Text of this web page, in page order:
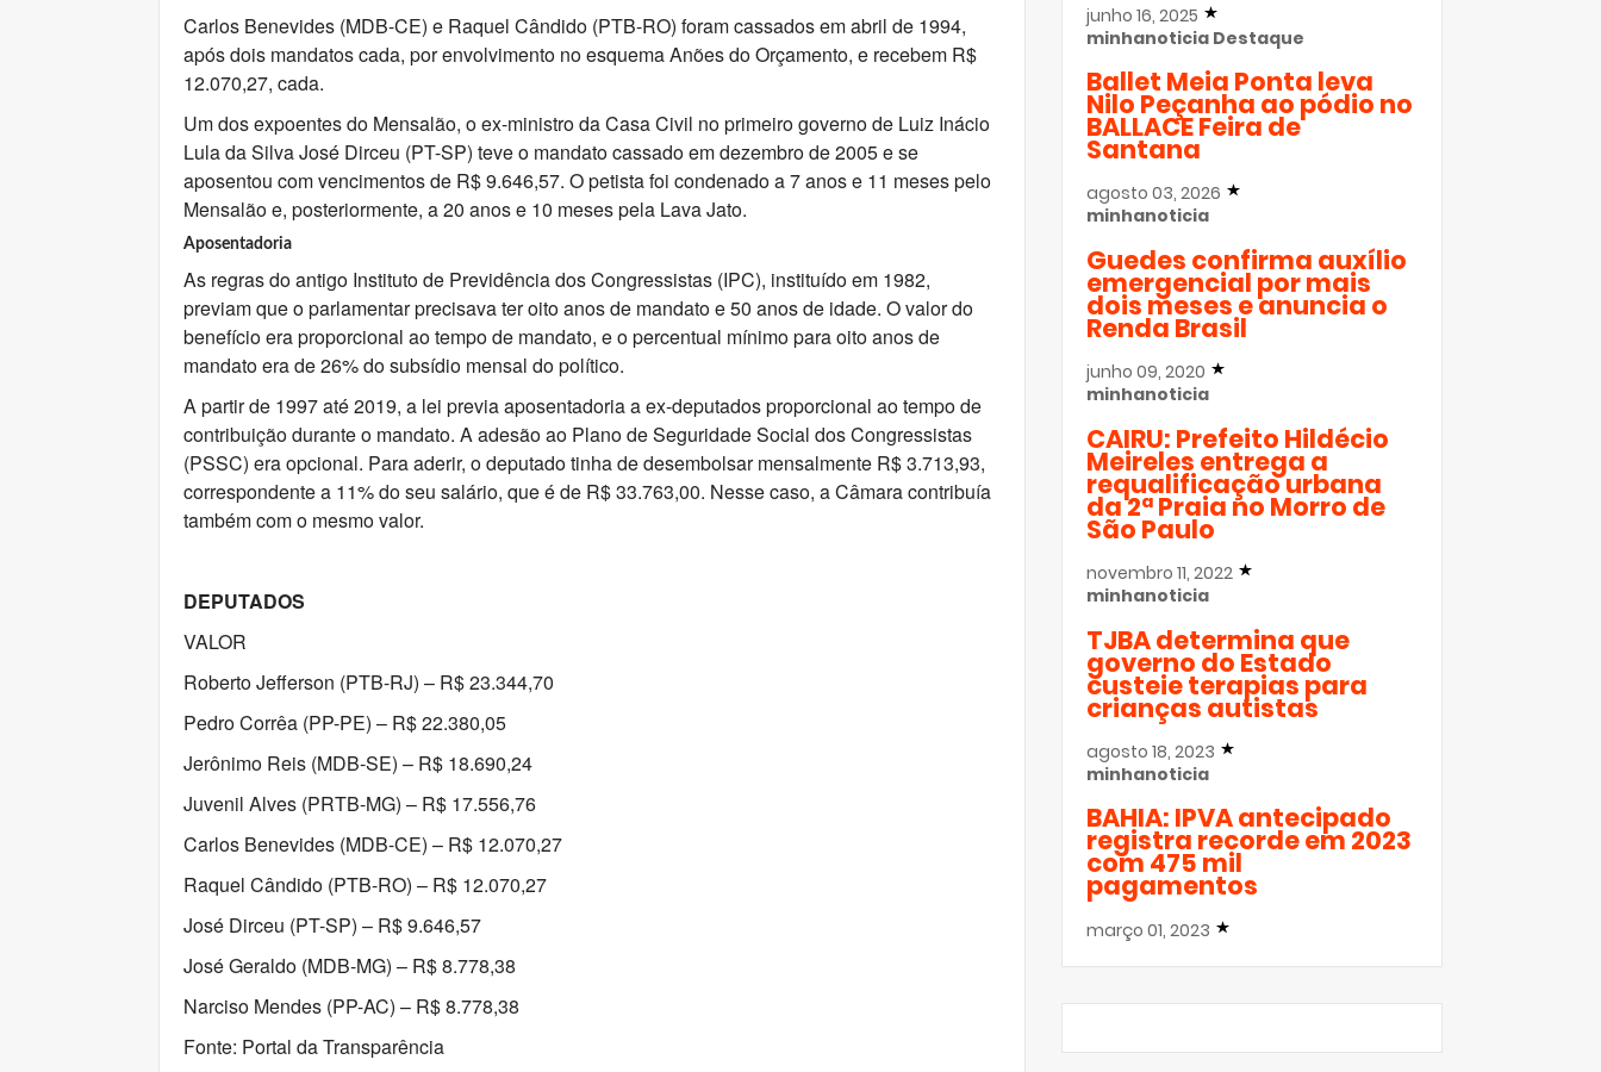
Carlos Benevides (MDB-CE) e Raquel Cândido (PTB-RO) foram cassados em abril de 1994,
após dois mandatos cada, por envolvimento no esquema Anões do Orçamento, e recebem R$
12.070,27, cada.
Um dos expoentes do Mensalão, o ex-ministro da Casa Civil no primeiro governo de Luiz Inácio
Lula da Silva José Dirceu (PT-SP) teve o mandato cassado em dezembro de 2005 e se
aposentou com vencimentos de R$ 9.646,57. O petista foi condenado a 7 anos e 11 meses pelo
Mensalão e, posteriormente, a 20 anos e 10 meses pela Lava Jato.
Aposentadoria
As regras do antigo Instituto de Previdência dos Congressistas (IPC), instituído em 1982,
previam que o parlamentar precisava ter oito anos de mandato e 50 anos de idade. O valor do
benefício era proporcional ao tempo de mandato, e o percentual mínimo para oito anos de
mandato era de 26% do subsídio mensal do político.
A partir de 1997 até 2019, a lei previa aposentadoria a ex-deputados proporcional ao tempo de
contribuição durante o mandato. A adesão ao Plano de Seguridade Social dos Congressistas
(PSSC) era opcional. Para aderir, o deputado tinha de desembolsar mensalmente R$ 3.713,93,
correspondente a 11% do seu salário, que é de R$ 33.763,00. Nesse caso, a Câmara contribuía
também com o mesmo valor.
DEPUTADOS
VALOR
Roberto Jefferson (PTB-RJ) – R$ 23.344,70
Pedro Corrêa (PP-PE) – R$ 22.380,05
Jerônimo Reis (MDB-SE) – R$ 18.690,24
Juvenil Alves (PRTB-MG) – R$ 17.556,76
Carlos Benevides (MDB-CE) – R$ 12.070,27
Raquel Cândido (PTB-RO) – R$ 12.070,27
José Dirceu (PT-SP) – R$ 9.646,57
José Geraldo (MDB-MG) – R$ 8.778,38
Narciso Mendes (PP-AC) – R$ 8.778,38
Fonte: Portal da Transparência
junho 16, 2025
minhanoticia Destaque
Ballet Meia Ponta leva
Nilo Peçanha ao pódio no
BALLACE Feira de
Santana
agosto 03, 2026
minhanoticia
Guedes confirma auxílio
emergencial por mais
dois meses e anuncia o
Renda Brasil
junho 09, 2020
minhanoticia
CAIRU: Prefeito Hildécio
Meireles entrega a
requalificação urbana
da 2ª Praia no Morro de
São Paulo
novembro 11, 2022
minhanoticia
TJBA determina que
governo do Estado
custeie terapias para
crianças autistas
agosto 18, 2023
minhanoticia
BAHIA: IPVA antecipado
registra recorde em 2023
com 475 mil
pagamentos
março 01, 2023